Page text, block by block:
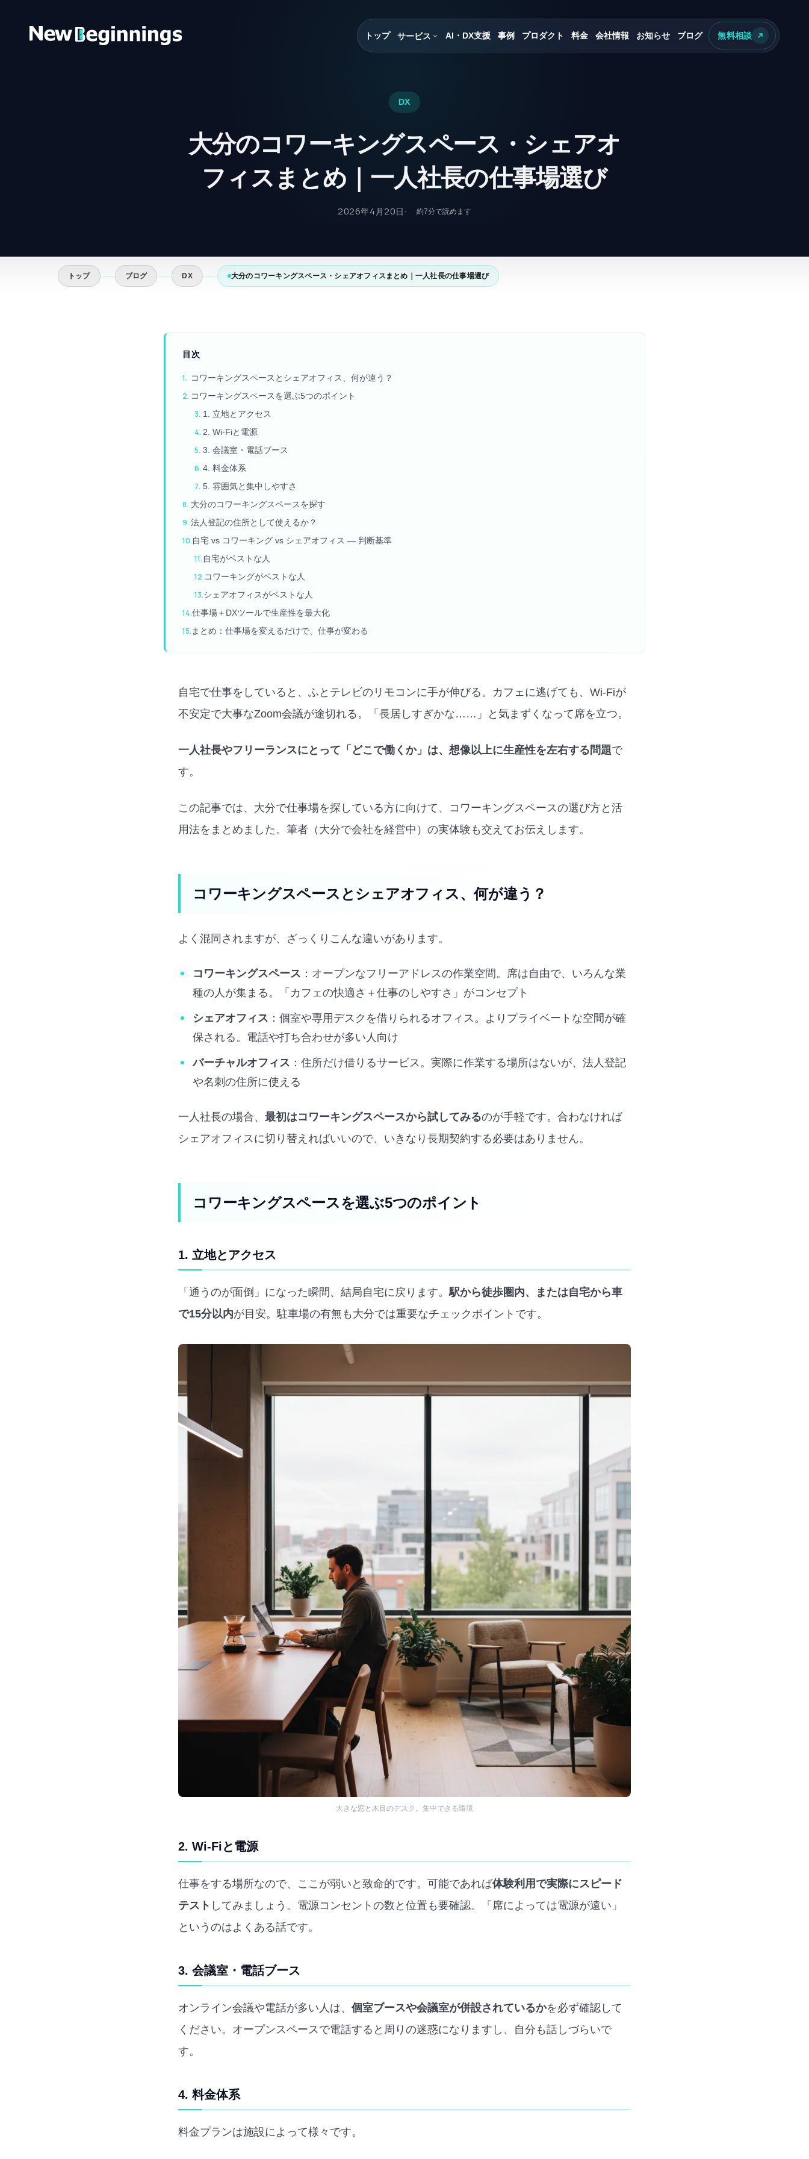
トップ サービス AI・DX支援 事例 プロダクト 料金 会社情報 お知らせ ブログ 無料相談
DX
大分のコワーキングスペース・シェアオ
フィスまとめ｜一人社長の仕事場選び
2026年4月20日 約7分で読めます
トップ ブログ DX 大分のコワーキングスペース・シェアオフィスまとめ｜一人社長の仕事場選び
目次
コワーキングスペースとシェアオフィス、何が違う？
コワーキングスペースを選ぶ5つのポイント
1. 立地とアクセス
2. Wi-Fiと電源
3. 会議室・電話ブース
4. 料金体系
5. 雰囲気と集中しやすさ
大分のコワーキングスペースを探す
法人登記の住所として使えるか？
自宅 vs コワーキング vs シェアオフィス — 判断基準
自宅がベストな人
コワーキングがベストな人
シェアオフィスがベストな人
仕事場＋DXツールで生産性を最大化
まとめ：仕事場を変えるだけで、仕事が変わる
自宅で仕事をしていると、ふとテレビのリモコンに手が伸びる。カフェに逃げても、Wi-Fiが
不安定で大事なZoom会議が途切れる。「長居しすぎかな……」と気まずくなって席を立つ。
一人社長やフリーランスにとって「どこで働くか」は、想像以上に生産性を左右する問題で
す。
この記事では、大分で仕事場を探している方に向けて、コワーキングスペースの選び方と活
用法をまとめました。筆者（大分で会社を経営中）の実体験も交えてお伝えします。
コワーキングスペースとシェアオフィス、何が違う？
よく混同されますが、ざっくりこんな違いがあります。
コワーキングスペース ：オープンなフリーアドレスの作業空間。席は自由で、いろんな業
種の人が集まる。「カフェの快適さ＋仕事のしやすさ」がコンセプト
シェアオフィス ：個室や専用デスクを借りられるオフィス。よりプライベートな空間が確
保される。電話や打ち合わせが多い人向け
バーチャルオフィス ：住所だけ借りるサービス。実際に作業する場所はないが、法人登記
や名刺の住所に使える
一人社長の場合、 最初はコワーキングスペースから試してみるのが手軽です。合わなければ
シェアオフィスに切り替えればいいので、いきなり長期契約する必要はありません。
コワーキングスペースを選ぶ5つのポイント
1. 立地とアクセス
「通うのが面倒」になった瞬間、結局自宅に戻ります。駅から徒歩圏内、または自宅から車
で15分以内が目安。駐車場の有無も大分では重要なチェックポイントです。
大きな窓と木目のデスク。集中できる環境
2. Wi-Fiと電源
仕事をする場所なので、ここが弱いと致命的です。可能であれば体験利用で実際にスピード
テスト してみましょう。電源コンセントの数と位置も要確認。「席によっては電源が遠い」
というのはよくある話です。
3. 会議室・電話ブース
オンライン会議や電話が多い人は、 個室ブースや会議室が併設されているかを必ず確認して
ください。オープンスペースで電話すると周りの迷惑になりますし、自分も話しづらいで
す。
4. 料金体系
料金プランは施設によって様々です。